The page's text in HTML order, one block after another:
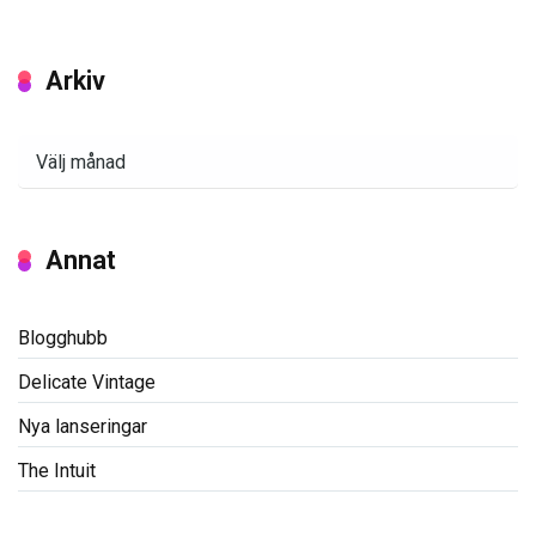
Arkiv
Annat
Blogghubb
Delicate Vintage
Nya lanseringar
The Intuit